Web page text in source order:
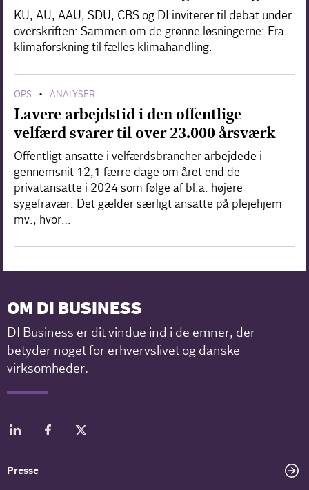
KU, AU, AAU, SDU, CBS og DI inviterer til debat under
overskriften: Sammen om de grønne løsningerne: Fra
klimaforskning til fælles klimahandling.
OPS • ANALYSER
Lavere arbejdstid i den offentlige
velfærd svarer til over 23.000 årsværk
Offentligt ansatte i velfærdsbrancher arbejdede i
gennemsnit 12,1 færre dage om året end de
privatansatte i 2024 som følge af bl.a. højere
sygefravær. Det gælder særligt ansatte på plejehjem
mv., hvor…
OM DI BUSINESS
DI Business er dit vindue ind i de emner, der
betyder noget for erhvervslivet og danske
virksomheder.
Presse